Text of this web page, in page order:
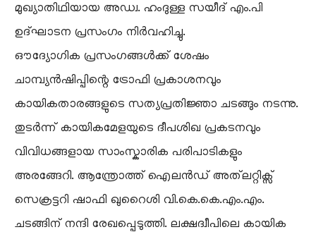
മുഖ്യാതിഥിയായ അഡ്വ. ഹംദുള്ള സയീദ് എം.പി
ഉദ്ഘാടന പ്രസംഗം നിർവഹിച്ചു.
​ഔദ്യോഗിക പ്രസംഗങ്ങൾക്ക് ശേഷം
ചാമ്പ്യൻഷിപ്പിന്റെ ട്രോഫി പ്രകാശനവും
കായികതാരങ്ങളുടെ സത്യപ്രതിജ്ഞാ ചടങ്ങും നടന്നു.
തുടർന്ന് കായികമേളയുടെ ദീപശിഖ പ്രകടനവും
വിവിധങ്ങളായ സാംസ്കാരിക പരിപാടികളും
അരങ്ങേറി. ആന്ത്രോത്ത് ഐലൻഡ് അത്‌ലറ്റിക്സ്
സെക്രട്ടറി ഷാഫി ഖുറൈശി വി.കെ.കെ.എം.എം.
ചടങ്ങിന് നന്ദി രേഖപ്പെടുത്തി. ലക്ഷദ്വീപിലെ കായിക